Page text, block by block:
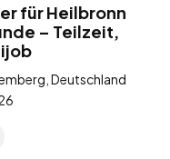
für Heilbronn
– Teilzeit,
Deutschland